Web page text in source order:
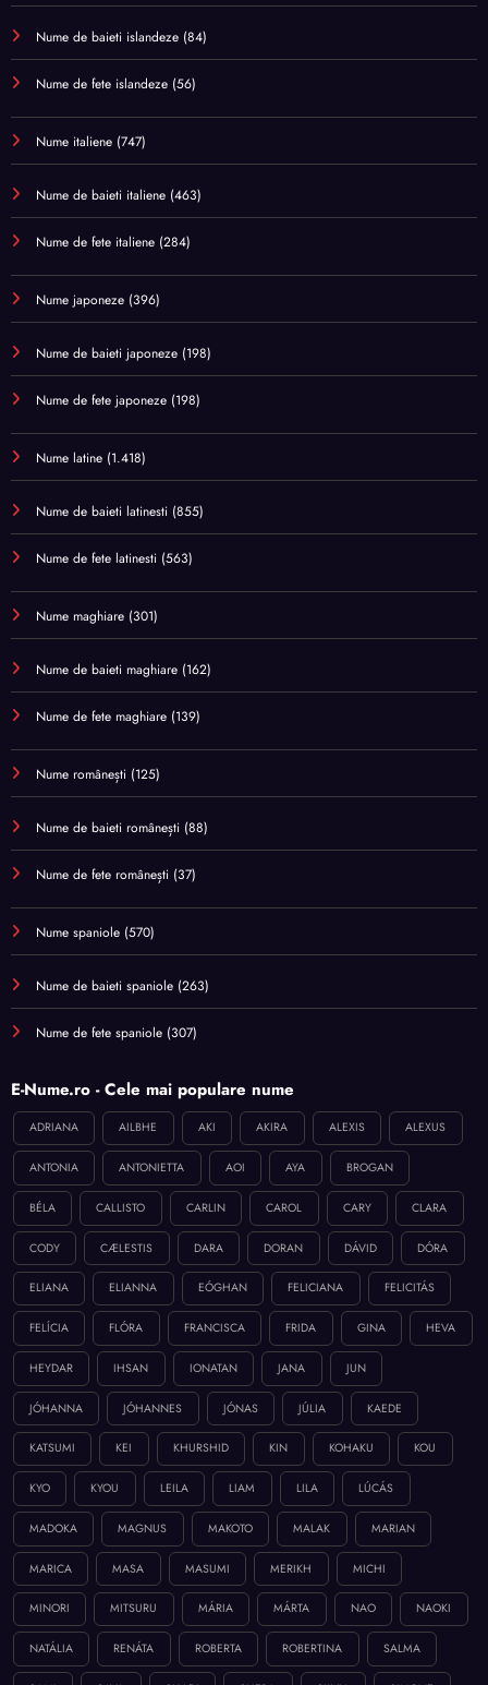
Nume de baieti islandeze (84)
Nume de fete islandeze (56)
Nume italiene (747)
Nume de baieti italiene (463)
Nume de fete italiene (284)
Nume japoneze (396)
Nume de baieti japoneze (198)
Nume de fete japoneze (198)
Nume latine (1.418)
Nume de baieti latinesti (855)
Nume de fete latinesti (563)
Nume maghiare (301)
Nume de baieti maghiare (162)
Nume de fete maghiare (139)
Nume românești (125)
Nume de baieti românești (88)
Nume de fete românești (37)
Nume spaniole (570)
Nume de baieti spaniole (263)
Nume de fete spaniole (307)
E-Nume.ro - Cele mai populare nume
ADRIANA AILBHE AKI AKIRA ALEXIS ALEXUS
ANTONIA ANTONIETTA AOI AYA BROGAN
BÉLA CALLISTO CARLIN CAROL CARY CLARA
CODY CÆLESTIS DARA DORAN DÁVID DÓRA
ELIANA ELIANNA EÓGHAN FELICIANA FELICITÁS
FELÍCIA FLÓRA FRANCISCA FRIDA GINA HEVA
HEYDAR IHSAN IONATAN JANA JUN
JÓHANNA JÓHANNES JÓNAS JÚLIA KAEDE
KATSUMI KEI KHURSHID KIN KOHAKU KOU
KYO KYOU LEILA LIAM LILA LÚCÁS
MADOKA MAGNUS MAKOTO MALAK MARIAN
MARICA MASA MASUMI MERIKH MICHI
MINORI MITSURU MÁRIA MÁRTA NAO NAOKI
NATÁLIA RENÁTA ROBERTA ROBERTINA SALMA